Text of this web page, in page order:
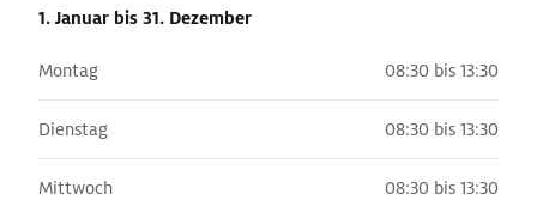
1. Januar bis 31. Dezember
Montag 08:30 bis 13:30
Dienstag 08:30 bis 13:30
Mittwoch 08:30 bis 13:30